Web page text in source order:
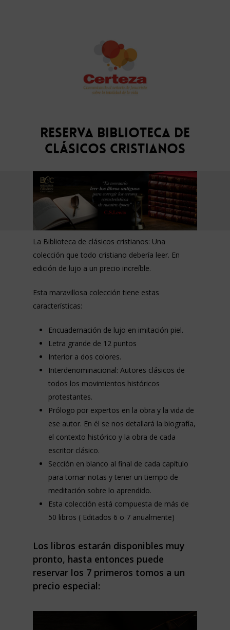
Reserva Biblioteca de
Clásicos Cristianos
La Biblioteca de clásicos cristianos: Una
colección que todo cristiano debería leer. En
edición de lujo a un precio increíble.
Esta maravillosa colección tiene estas
características:
Encuadernación de lujo en imitación piel.
Letra grande de 12 puntos
Interior a dos colores.
Interdenominacional: Autores clásicos de
todos los movimientos históricos
protestantes.
Prólogo por expertos en la obra y la vida de
ese autor. En él se nos detallará la biografía,
el contexto histórico y la obra de cada
escritor clásico.
Sección en blanco al final de cada capítulo
para tomar notas y tener un tiempo de
meditación sobre lo aprendido.
Esta colección está compuesta de más de
50 libros ( Editados 6 o 7 anualmente)
Los libros estarán disponibles muy
pronto, hasta entonces puede
reservar los 7 primeros tomos a un
precio especial: